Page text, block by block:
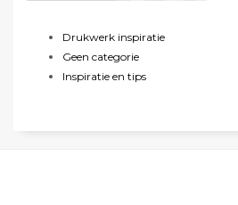
Drukwerk inspiratie
Geen categorie
Inspiratie en tips